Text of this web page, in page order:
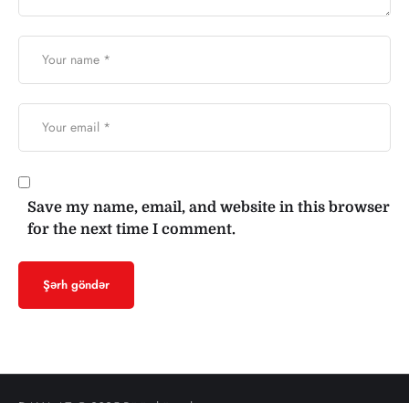
Save my name, email, and website in this browser
for the next time I comment.